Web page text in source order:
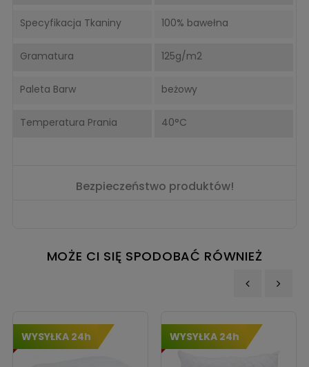
Specyfikacja Tkaniny 100% bawełna
Gramatura 125g/m2
Paleta Barw beżowy
Temperatura Prania 40°C
Bezpieczeństwo produktów!
MOŻE CI SIĘ SPODOBAĆ RÓWNIEŻ
WYSYŁKA 24h WYSYŁKA 24h